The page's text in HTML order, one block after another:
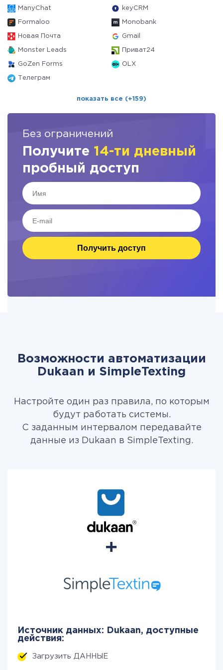
ManyChat keyCRM
Formaloo Monobank
Новая Почта Gmail
Monster Leads Приват24
GoZen Forms OLX
Телеграм
показать все (+159)
Без ограничений
Получите 14-ти дневный
пробный доступ
Получить доступ
Возможности автоматизации
Dukaan и SimpleTexting
Настройте один раз правила, по которым
будут работать системы.
С заданным интервалом передавайте
данные из Dukaan в SimpleTexting.
Источник данных: Dukaan, доступные
действия:
Загрузить ДАННЫЕ